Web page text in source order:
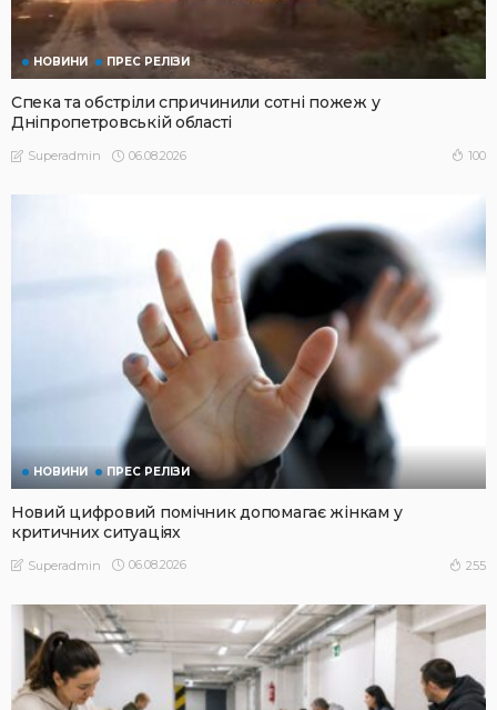
НОВИНИ ПРЕС РЕЛІЗИ
Спека та обстріли спричинили сотні пожеж у
Дніпропетровській області
Superadmin 06.08.2026 100
НОВИНИ ПРЕС РЕЛІЗИ
Новий цифровий помічник допомагає жінкам у
критичних ситуаціях
Superadmin 06.08.2026 255